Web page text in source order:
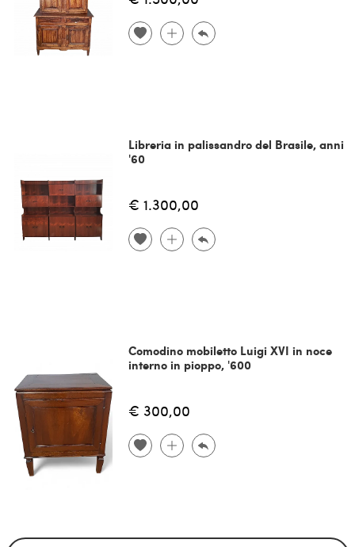
Libreria in palissandro del Brasile, anni
'60
€ 1.300,00
Comodino mobiletto Luigi XVI in noce
interno in pioppo, '600
€ 300,00